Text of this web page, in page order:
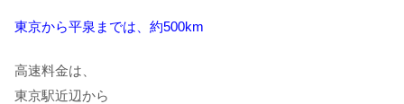
東京から平泉までは、約500km
高速料金は、
東京駅近辺から